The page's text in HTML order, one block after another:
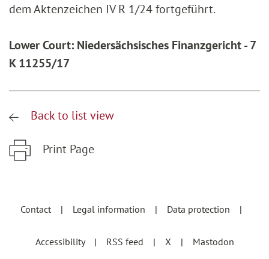
dem Aktenzeichen IV R 1/24 fortgeführt.
Lower Court: Niedersächsisches Finanzgericht - 7
K 11255/17
Back to list view
Print Page
Contact
Legal information Data protection
Accessibility RSS feed X Mastodon